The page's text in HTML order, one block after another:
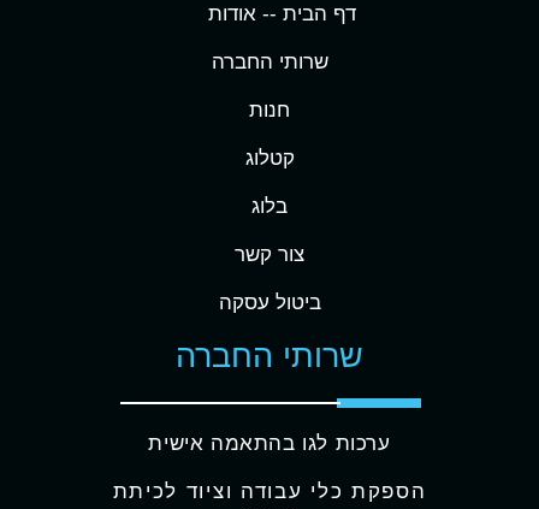
דף הבית -- אודות
שרותי החברה
חנות
קטלוג
בלוג
צור קשר
ביטול עסקה
שרותי החברה
ערכות לגו בהתאמה אישית
הספקת כלי עבודה וציוד לכיתת